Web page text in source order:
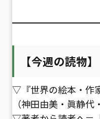
【今週の読物】
▽『世界の絵本・作
（神田由美・眞静